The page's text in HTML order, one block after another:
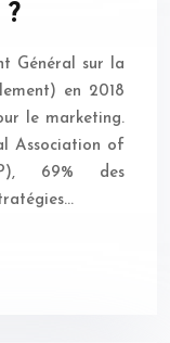
Général sur la
en 2018
le marketing.
Association of
69% des